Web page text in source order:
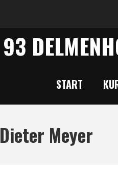
START
Dieter Meyer